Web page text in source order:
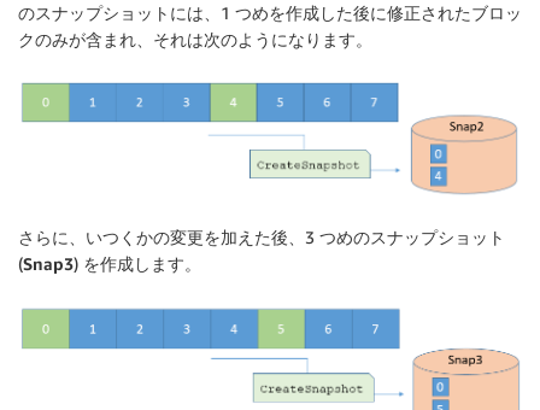
のスナップショットには、1 つめを作成した後に修正されたブロッ
クのみが含まれ、それは次のようになります。
さらに、いつくかの変更を加えた後、3 つめのスナップショット
(Snap3) を作成します。